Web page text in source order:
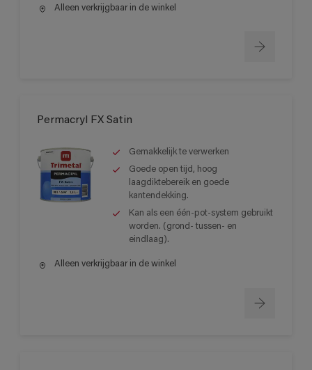
Alleen verkrijgbaar in de winkel
Permacryl FX Satin
Gemakkelijk te verwerken
Goede open tijd, hoog
laagdiktebereik en goede
kantendekking.
Kan als een één-pot-system gebruikt
worden. (grond- tussen- en
eindlaag).
Alleen verkrijgbaar in de winkel